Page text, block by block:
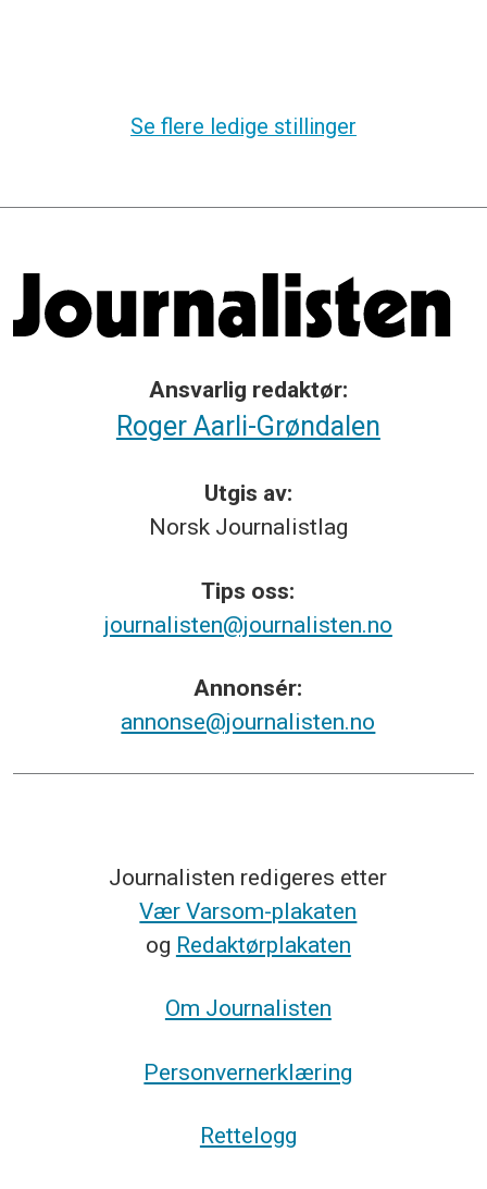
Se flere ledige stillinger
Ansvarlig redaktør:
Roger Aarli-Grøndalen
Utgis av:
Norsk Journalistlag
Tips oss:
journalisten@journalisten.no
Annonsér:
annonse@journalisten.no
Journalisten redigeres etter
Vær Varsom-plakaten
og Redaktørplakaten
Om Journalisten
Personvernerklæring
Rettelogg